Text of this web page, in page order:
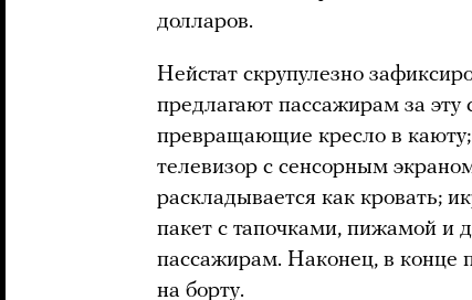
долларов.
Нейстат скрупулезно
предлагают пассажирам за
превращающие кресло в
телевизор с сенсорным
раскладывается как кровать;
пакет с тапочками, пижамой и
пассажирам. Наконец, в конце
на борту.